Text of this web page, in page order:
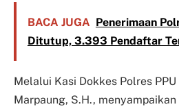
BACA JUGA Penerimaan
Ditutup, 3.393 Pendaftar
Melalui Kasi Dokkes Polres PPU
Marpaung, S.H.,